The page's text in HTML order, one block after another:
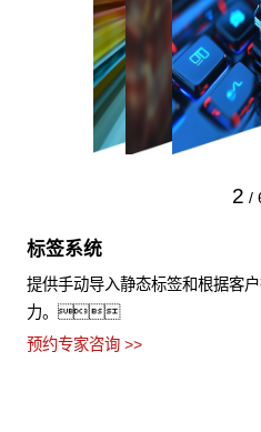
3 /
细分市场
通过细分建设，使营销活
预约专家咨询 >>